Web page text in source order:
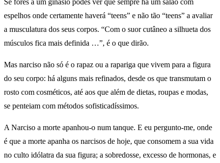
espelhos onde certamente haverá “teens” e não tão “teens” a avaliar
a musculatura dos seus corpos. “Com o suor cutâneo a silhueta dos
músculos fica mais definida …”, é o que dirão.
Mas narciso não só é o rapaz ou a rapariga que vivem para a figura
do seu corpo: há alguns mais refinados, desde os que transmutam o
rosto com cosméticos, até aos que além de dietas, roupas e modas,
se penteiam com métodos sofisticadíssimos.
A Narciso a morte apanhou-o num tanque. E eu pergunto-me, onde
é que a morte apanha os narcisos de hoje, que consomem a sua vida
no culto idólatra da sua figura; a sobredosse, excesso de hormonas, e